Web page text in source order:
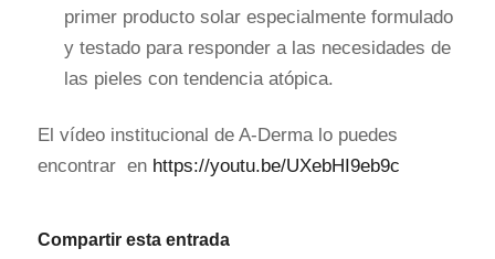
primer producto solar especialmente formulado
y testado para responder a las necesidades de
las pieles con tendencia atópica.
El vídeo institucional de A-Derma lo puedes
encontrar en https://youtu.be/UXebHI9eb9c
Compartir esta entrada